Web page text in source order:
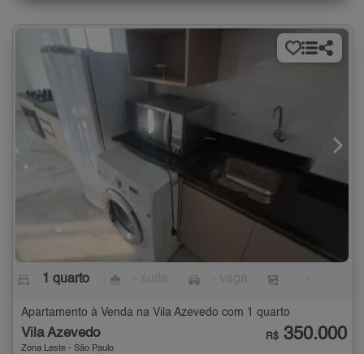
1 quarto
Apartamento à Venda na Vila Azevedo com 1 quarto
Vila Azevedo
Zona Leste - São Paulo
R$ 350.000